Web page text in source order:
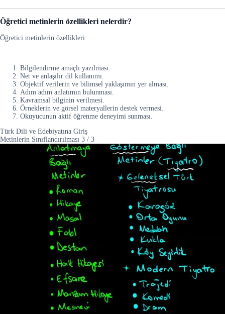
Öğretici metinlerin özellikleri nelerdir?
Öğretici metinlerin özellikleri:
Bilgilendirme amaçlı yazılması.
Net ve anlaşılır dil kullanımı.
Objektif verilerin ve bilimsel yaklaşımın yer alması.
Adım adım anlatımın bulunması.
Kavramsal bilginin verilmesi.
Örneklerin ve görsel materyallerin destek vermesi.
Okuyucunun aktif öğrenme deneyimi sunması.
Türk Dili ve Edebiyatına Giriş
Metinlerin Sınıflandırılması 3 / 3